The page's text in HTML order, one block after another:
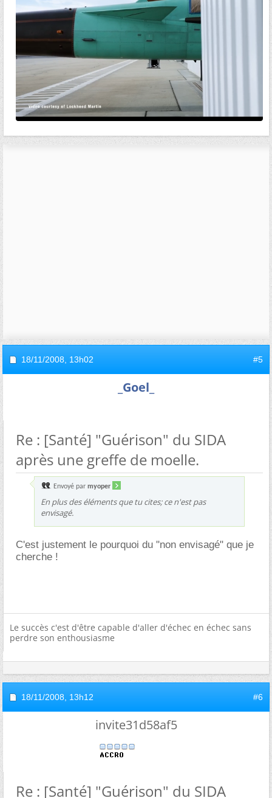
18/11/2008, 13h02 #5
_Goel_
Re : [Santé] "Guérison" du SIDA
après une greffe de moelle.
Envoyé par myoper
En plus des éléments que tu cites; ce n'est pas
envisagé.
C'est justement le pourquoi du "non envisagé" que je
cherche !
Le succès c'est d'être capable d'aller d'échec en échec sans
perdre son enthousiasme
18/11/2008, 13h12 #6
invite31d58af5
Re : [Santé] "Guérison" du SIDA